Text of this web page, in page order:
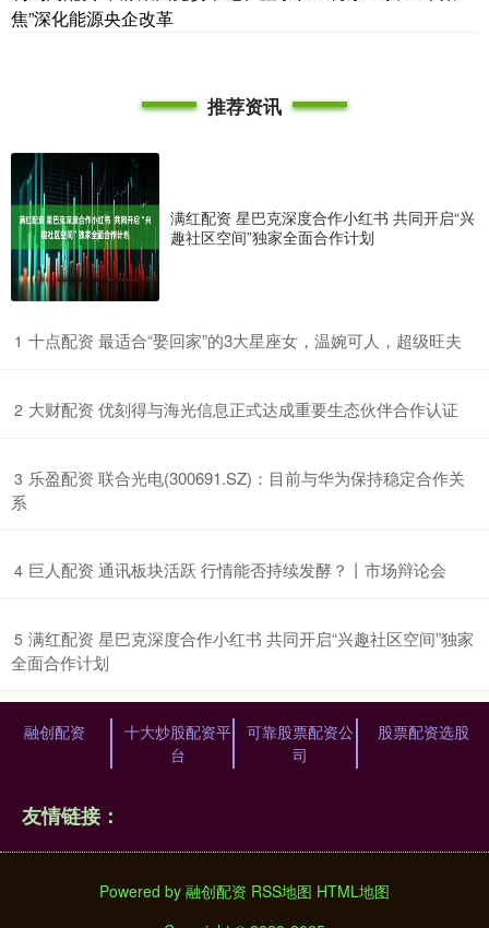
焦”深化能源央企改革
推荐资讯
满红配资 星巴克深度合作小红书 共同开启“兴
趣社区空间”独家全面合作计划
1 ​十点配资 最适合“娶回家”的3大星座女，温婉可人，超级旺夫
2 ​大财配资 优刻得与海光信息正式达成重要生态伙伴合作认证
3 ​乐盈配资 联合光电(300691.SZ)：目前与华为保持稳定合作关
系
4 ​巨人配资 通讯板块活跃 行情能否持续发酵？丨市场辩论会
5 ​满红配资 星巴克深度合作小红书 共同开启“兴趣社区空间”独家
全面合作计划
融创配资
十大炒股配资平
台
可靠股票配资公
司
股票配资选股
友情链接：
Powered by 融创配资 RSS地图 HTML地图